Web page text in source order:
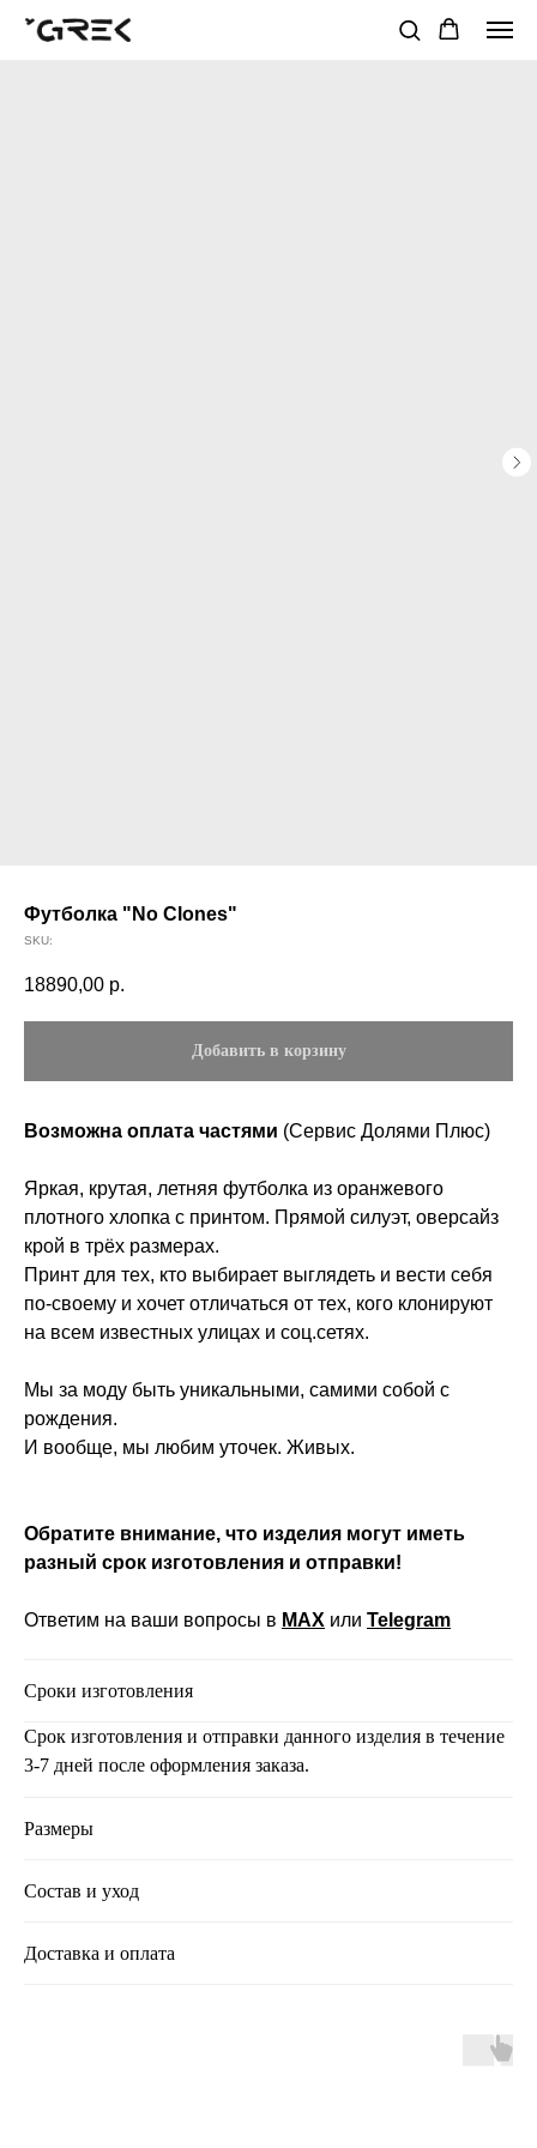
Футболка "No Clones"
SKU:
18890,00 р.
Добавить в корзину
Возможна оплата частями (Сервис Долями Плюс)
Яркая, крутая, летняя футболка из оранжевого
плотного хлопка с принтом. Прямой силуэт, оверсайз
крой в трёх размерах.
Принт для тех, кто выбирает выглядеть и вести себя
по-своему и хочет отличаться от тех, кого клонируют
на всем известных улицах и соц.сетях.
Мы за моду быть уникальными, самими собой с
рождения.
И вообще, мы любим уточек. Живых.
Обратите внимание, что изделия могут иметь
разный срок изготовления и отправки!
Ответим на ваши вопросы в MAX или Telegram
Сроки изготовления
Срок изготовления и отправки данного изделия в течение
3-7 дней после оформления заказа.
Размеры
Состав и уход
Доставка и оплата